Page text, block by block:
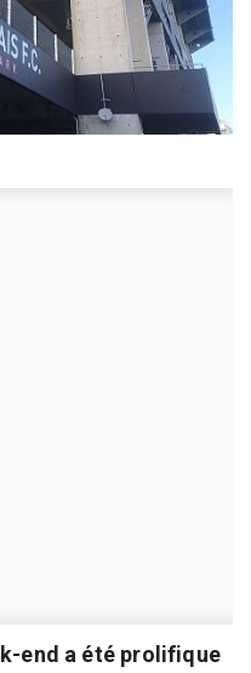
end a été prolifique